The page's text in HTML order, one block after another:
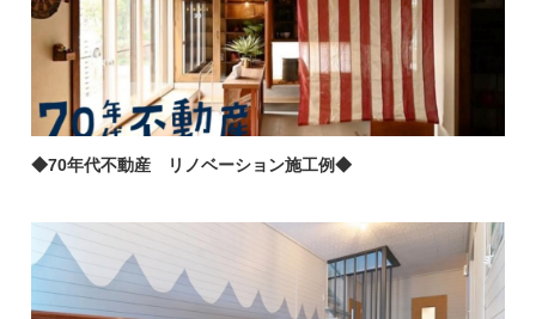
◆70年代不動産 リノベーション施工例◆